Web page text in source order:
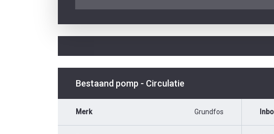
Bestaand pomp - Circulatie
Merk Grundfos